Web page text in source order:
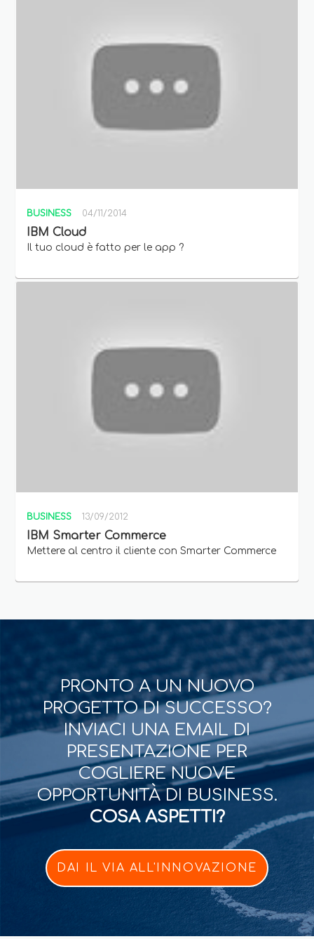
BUSINESS 04/11/2014
IBM Cloud
Il tuo cloud è fatto per le app ?
BUSINESS 13/09/2012
IBM Smarter Commerce
Mettere al centro il cliente con Smarter Commerce
PRONTO A UN NUOVO
PROGETTO DI SUCCESSO?
INVIACI UNA EMAIL DI
PRESENTAZIONE PER
COGLIERE NUOVE
OPPORTUNITÀ DI BUSINESS.
COSA ASPETTI?
DAI IL VIA ALL'INNOVAZIONE